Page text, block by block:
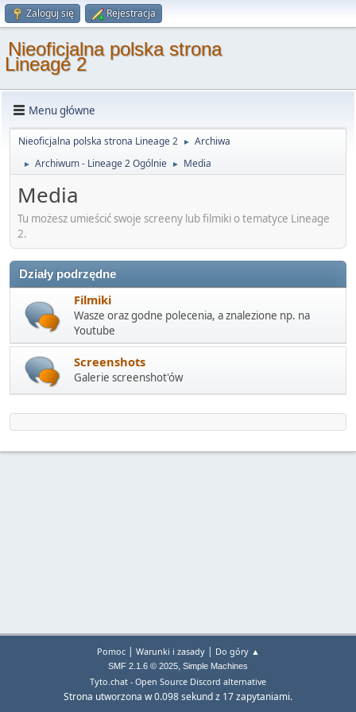
Zaloguj się Rejestracja
Nieoficjalna polska strona
Lineage 2
Menu główne
Nieoficjalna polska strona Lineage 2 ► Archiwa
► Archiwum - Lineage 2 Ogólnie ► Media
Media
Tu możesz umieścić swoje screeny lub filmiki o tematyce Lineage
2.
Działy podrzędne
Filmiki
Wasze oraz godne polecenia, a znalezione np. na
Youtube
Screenshots
Galerie screenshot'ów
Pomoc| Warunki i zasady| Do góry ▲
SMF 2.1.6 © 2025, Simple Machines
Tyto.chat - Open Source Discord alternative
Strona utworzona w 0.098 sekund z 17 zapytaniami.